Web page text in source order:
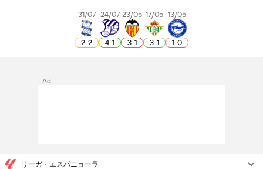
31/07
2-2
24/07
4-1
23/05
3-1
17/05
3-1
13/05
1-0
リーガ・エスパニョーラ
Ad